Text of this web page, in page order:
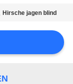
Hirsche jagen blind